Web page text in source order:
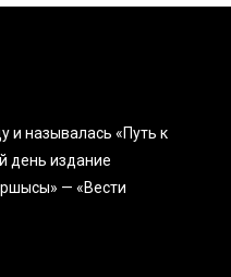
и называлась «Путь к
день издание
— «Вести